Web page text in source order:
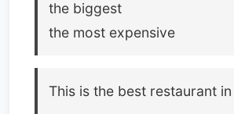
the biggest
the most expensive
This is the best restaurant